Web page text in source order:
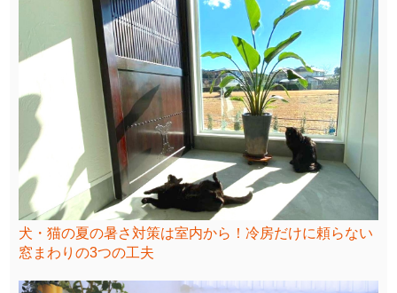
犬・猫の夏の暑さ対策は室内から！冷房だけに頼らない
窓まわりの3つの工夫